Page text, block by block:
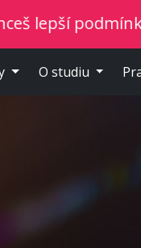
Vyber
O studiu